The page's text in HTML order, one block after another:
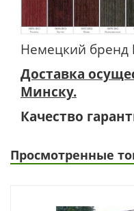
Немецкий бренд
Доставка
Минску.
Качество
Просмотренные